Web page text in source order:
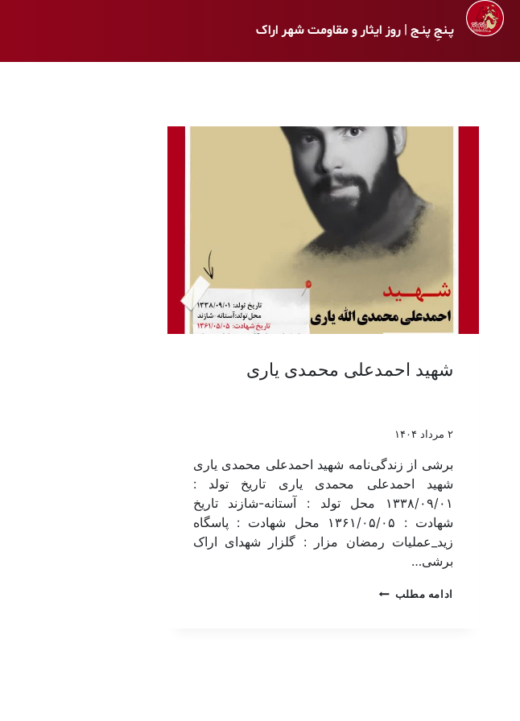
پـنجِ پنـج | روز ایثار و مقاومت شهر اراک
شهید احمدعلی محمدی یاری
۲ مرداد ۱۴۰۴
برشی از زندگی‌نامه شهید احمدعلی محمدی یاری
شهید احمدعلی محمدی یاری تاریخ تولد :
۱۳۳۸/۰۹/۰۱ محل تولد : آستانه-شازند تاریخ
شهادت : ۱۳۶۱/۰۵/۰۵ محل شهادت : پاسگاه
زید_عملیات رمضان مزار : گلزار شهدای اراک
برشی…
ادامه مطلب